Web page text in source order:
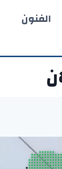
الفنون